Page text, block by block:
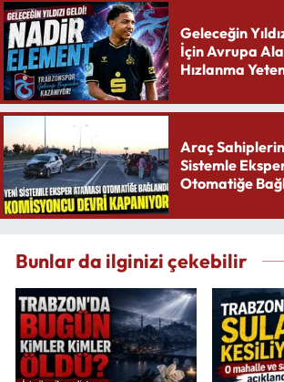
Geleceğin
İçin Avrupa
Hızlanma
Araç
Sistemle
Otomatiğe
Bunlar da ilginizi çekebilir